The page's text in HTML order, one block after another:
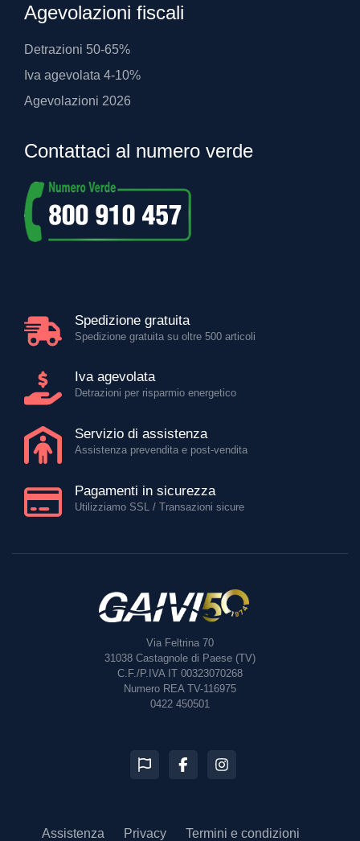
Agevolazioni fiscali
Detrazioni 50-65%
Iva agevolata 4-10%
Agevolazioni 2026
Contattaci al numero verde
Spedizione gratuita
Spedizione gratuita su oltre 500 articoli
Iva agevolata
Detrazioni per risparmio energetico
Servizio di assistenza
Assistenza prevendita e post-vendita
Pagamenti in sicurezza
Utilizziamo SSL / Transazioni sicure
Via Feltrina 70
31038 Castagnole di Paese (TV)
C.F./P.IVA IT 00323070268
Numero REA TV-116975
0422 450501
Assistenza Privacy Termini e condizioni